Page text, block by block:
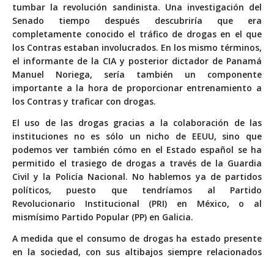
tumbar la revolución sandinista. Una investigación del
Senado tiempo después descubriría que era
completamente conocido el tráfico de drogas en el que
los Contras estaban involucrados. En los mismo términos,
el informante de la CIA y posterior dictador de Panamá
Manuel Noriega, sería también un componente
importante a la hora de proporcionar entrenamiento a
los Contras y traficar con drogas.
El uso de las drogas gracias a la colaboración de las
instituciones no es sólo un nicho de EEUU, sino que
podemos ver también cómo en el Estado español se ha
permitido el trasiego de drogas a través de la Guardia
Civil y la Policía Nacional. No hablemos ya de partidos
políticos, puesto que tendríamos al Partido
Revolucionario Institucional (PRI) en México, o al
mismísimo Partido Popular (PP) en Galicia.
A medida que el consumo de drogas ha estado presente
en la sociedad, con sus altibajos siempre relacionados